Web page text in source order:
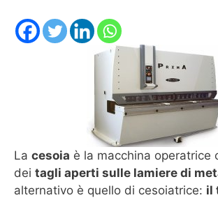
La cesoia è la macchina operatrice
dei tagli aperti sulle lamiere di
alternativo è quello di cesoiatrice: il